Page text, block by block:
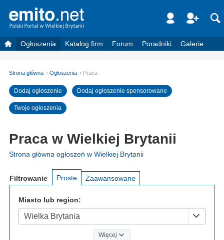
Ogłoszenia Katalog firm Forum Poradniki Galerie
Strona główna Ogłoszenia Praca
Dodaj ogłoszenie Dodaj ogłoszenie sponsorowane
Twoje ogłoszenia
Praca w Wielkiej Brytanii
Strona główna ogłoszeń w Wielkiej Brytanii
Filtrowanie Proste Zaawansowane
Miasto lub region:
Wielka Brytania
Więcej